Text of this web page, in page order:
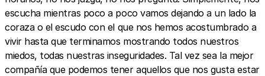
escucha mientras poco a poco vamos dejando a un lado la
coraza o el escudo con el que nos hemos acostumbrado a
vivir hasta que terminamos mostrando todos nuestros
miedos, todas nuestras inseguridades. Tal vez sea la mejor
compañía que podemos tener aquellos que nos gusta estar